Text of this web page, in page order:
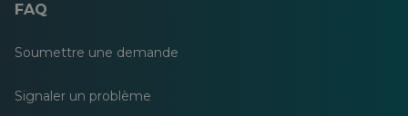
FAQ
Soumettre une demande
Signaler un problème